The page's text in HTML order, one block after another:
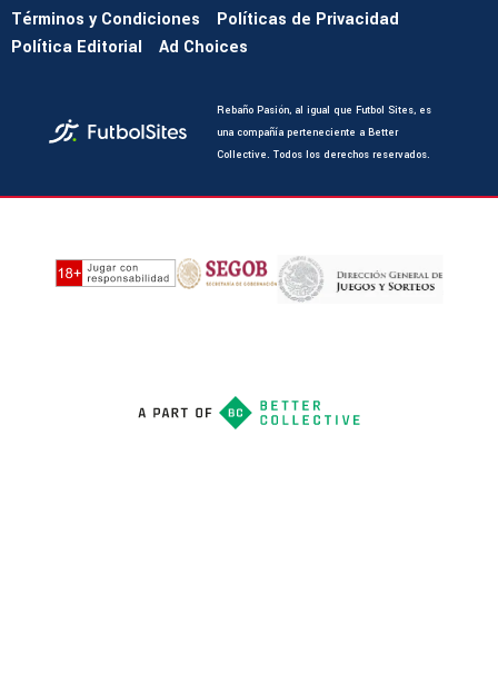
Términos y Condiciones
Políticas de Privacidad
Política Editorial
Ad Choices
Rebaño Pasión, al igual que Futbol Sites, es
una compañía perteneciente a Better
Collective. Todos los derechos reservados.